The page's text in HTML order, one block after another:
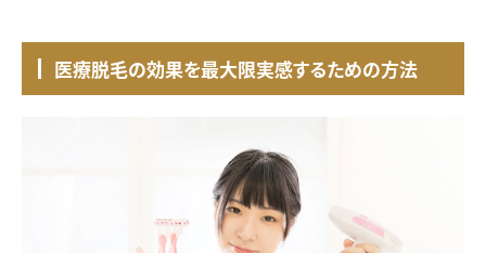
医療脱毛の効果を最大限実感するための方法